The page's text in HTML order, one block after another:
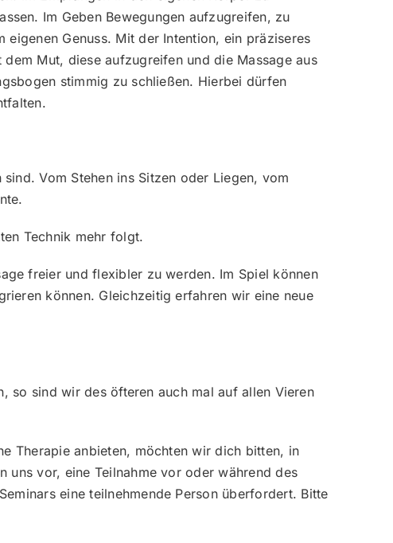
Im Geben Bewegungen aufzugreifen, zu
Genuss. Mit der Intention, ein präziseres
Mut, diese aufzugreifen und die Massage aus
stimmig zu schließen. Hierbei dürfen
Vom Stehen ins Sitzen oder Liegen, vom
Technik mehr folgt.
freier und flexibler zu werden. Im Spiel können
können. Gleichzeitig erfahren wir eine neue
so sind wir des öfteren auch mal auf allen Vieren
Therapie anbieten, möchten wir dich bitten, in
uns vor, eine Teilnahme vor oder während des
eine teilnehmende Person überfordert. Bitte